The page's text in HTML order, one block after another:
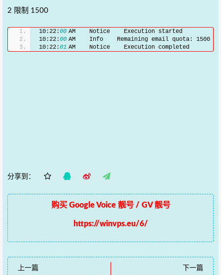
2 限制 1500
10:22:00 AM    Notice    Execution started
10:22:00 AM    Info    Remaining email quota: 1500
10:22:01 AM    Notice    Execution completed
分享到：
购买 Google Voice 靓号 / GV 靓号
https://winvps.eu/6/
上一篇
下一篇